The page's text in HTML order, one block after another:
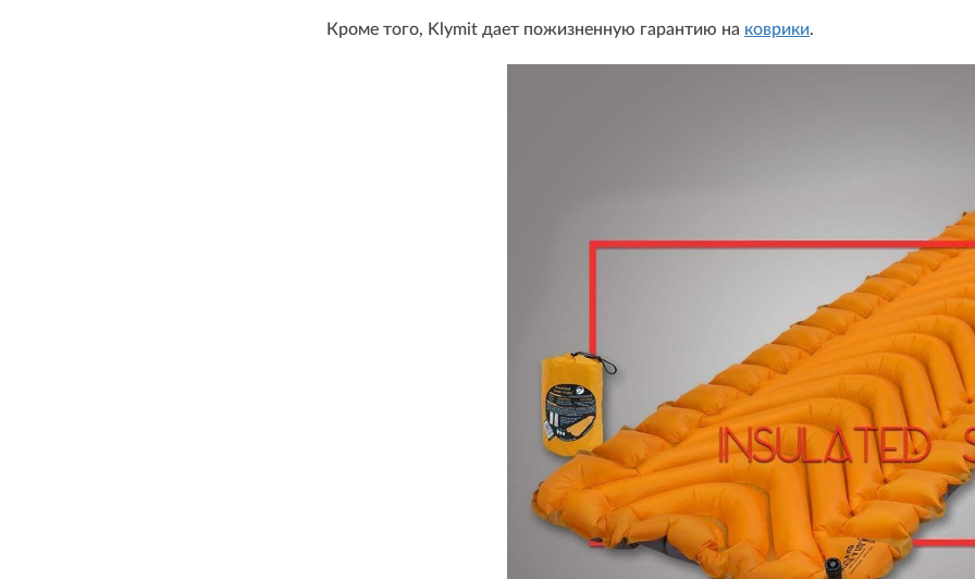
Кроме того, Klymit дает пожизненную гарантию на коврики.